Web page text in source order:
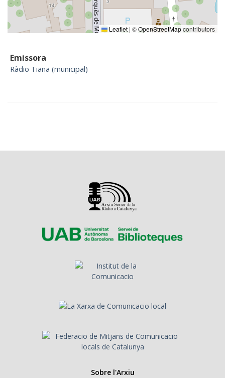
Leaflet | ©OpenStreetMapcontributors
Emissora
Ràdio Tiana (municipal)
Sobre l'Arxiu